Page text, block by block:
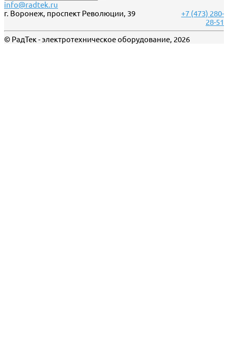
info@radtek.ru
г. Воронеж, проспект Революции, 39
+7 (473) 280-
28-51
© РадТек - электротехническое оборудование, 2026